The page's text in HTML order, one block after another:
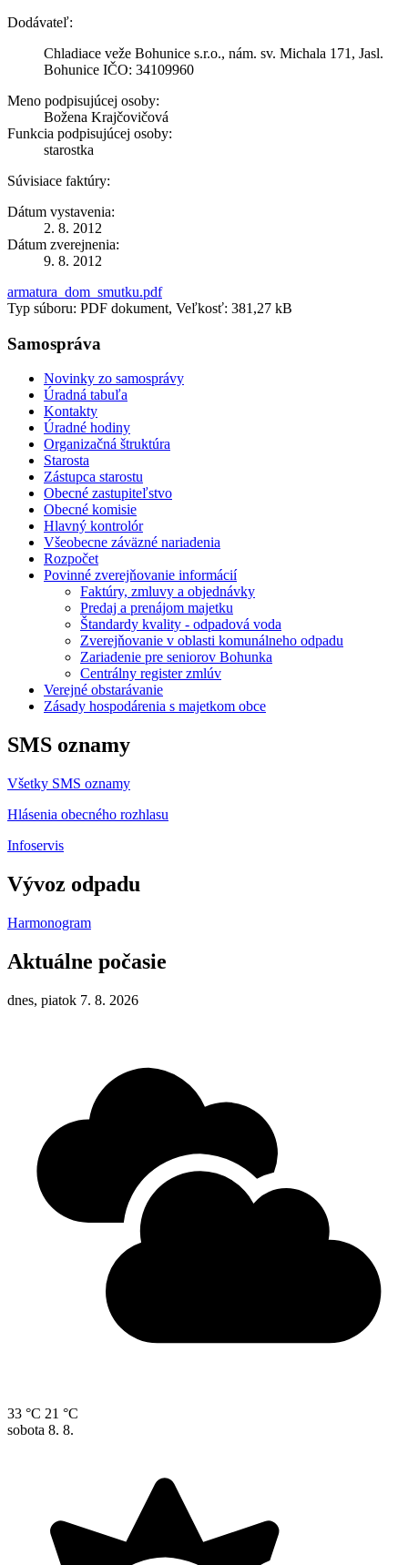
Dodávateľ:
Chladiace veže Bohunice s.r.o., nám. sv. Michala 171, Jasl.
Bohunice IČO: 34109960
Meno podpisujúcej osoby:
Božena Krajčovičová
Funkcia podpisujúcej osoby:
starostka
Súvisiace faktúry:
Dátum vystavenia:
2. 8. 2012
Dátum zverejnenia:
9. 8. 2012
armatura_dom_smutku.pdf
Typ súboru: PDF dokument, Veľkosť: 381,27 kB
Samospráva
Novinky zo samosprávy
Úradná tabuľa
Kontakty
Úradné hodiny
Organizačná štruktúra
Starosta
Zástupca starostu
Obecné zastupiteľstvo
Obecné komisie
Hlavný kontrolór
Všeobecne záväzné nariadenia
Rozpočet
Povinné zverejňovanie informácií
Faktúry, zmluvy a objednávky
Predaj a prenájom majetku
Štandardy kvality - odpadová voda
Zverejňovanie v oblasti komunálneho odpadu
Zariadenie pre seniorov Bohunka
Centrálny register zmlúv
Verejné obstarávanie
Zásady hospodárenia s majetkom obce
SMS oznamy
Všetky SMS oznamy
Hlásenia obecného rozhlasu
Infoservis
Vývoz odpadu
Harmonogram
Aktuálne počasie
dnes, piatok 7. 8. 2026
33 °C 21 °C
sobota 8. 8.